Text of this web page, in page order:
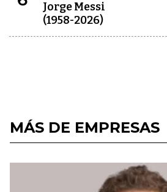
Jorge Messi
(1958-2026)
MÁS DE EMPRESAS